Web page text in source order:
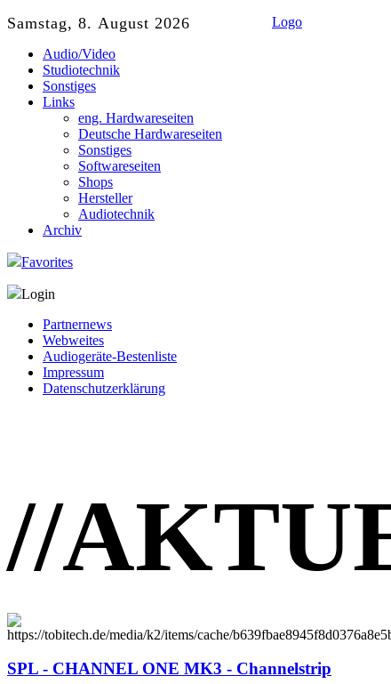
Samstag, 8. August 2026 Logo
Audio/Video
Studiotechnik
Sonstiges
Links
eng. Hardwareseiten
Deutsche Hardwareseiten
Sonstiges
Softwareseiten
Shops
Hersteller
Audiotechnik
Archiv
Favorites
Login
Partnernews
Webweites
Audiogeräte-Bestenliste
Impressum
Datenschutzerklärung
//
SPL - CHANNEL ONE MK3 - Channelstrip